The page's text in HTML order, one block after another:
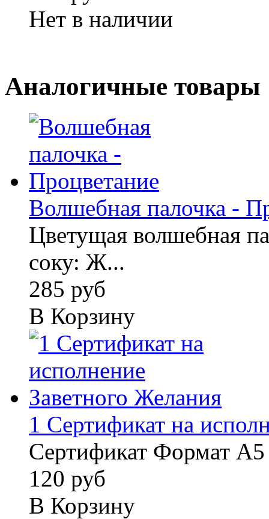
Нет в наличии
Аналогичные товары
Волшебная палочка -
Цветущая волшебная
соку: Ж...
285 руб
В Корзину
1 Сертификат на
Сертификат Формат А5
120 руб
В Корзину